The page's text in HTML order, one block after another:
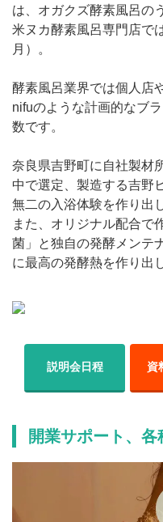
は、オガクズ酵素風呂の
米ヌカ酵素風呂専門店で
月）。
酵素風呂業界では個人店
nifuのような計画的なブ
数です。
奈良県吉野町に自社製材
中で選定、製造する吉野
無二の入浴体験を作り出
また、オリジナル配合で
菌」と独自の発酵メンテ
に最高の発酵熱を作り出
説明会日程 資
開業サポート、